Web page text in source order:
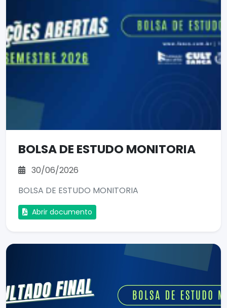
BOLSA DE ESTUDO MONITORIA
30/06/2026
BOLSA DE ESTUDO MONITORIA
Abrir documento